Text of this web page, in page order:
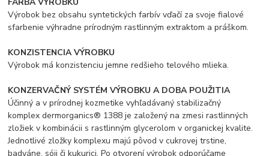
Výrobok bez obsahu syntetických farbív vďačí za svoje fialové
sfarbenie výhradne prírodným rastlinným extraktom a práškom.
KONZISTENCIA VÝROBKU
Výrobok má konzistenciu jemne redšieho telového mlieka.
KONZERVAČNÝ SYSTÉM VÝROBKU A DOBA POUŽITIA
Účinný a v prírodnej kozmetike vyhľadávaný stabilizačný
komplex dermorganics® 1388 je založený na zmesi rastlinných
zložiek v kombinácii s rastlinným glycerolom v organickej kvalite.
Jednotlivé zložky komplexu majú pôvod v cukrovej trstine,
badyáne, sóji či kukurici. Po otvorení výrobok odporúčame